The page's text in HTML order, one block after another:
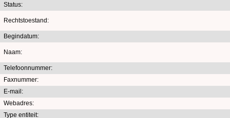
Status:
Rechtstoestand:
Begindatum:
Naam:
Telefoonnummer:
Faxnummer:
E-mail:
Webadres:
Type entiteit: